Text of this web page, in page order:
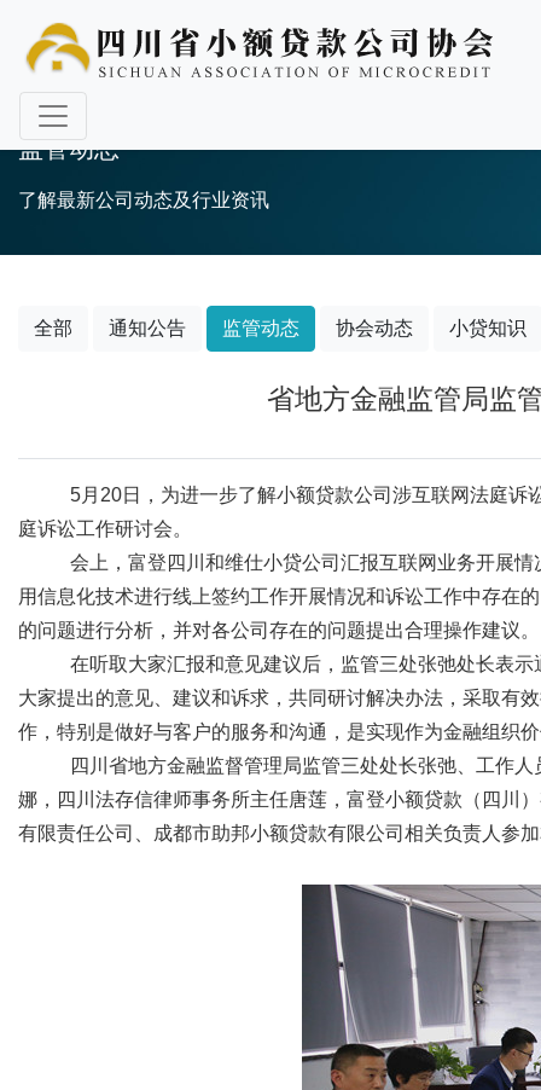
监管动态
了解最新公司动态及行业资讯
全部 通知公告 监管动态 协会动态 小贷知识
省地方金融监管局监
5月20日，为进一步了解小额贷款公司涉互联网法庭
庭诉讼工作研讨会。
会上，富登四川和维仕小贷公司汇报互联网业务开展
用信息化技术进行线上签约工作开展情况和诉讼工作中存在
的问题进行分析，并对各公司存在的问题提出合理操作建议。
在听取大家汇报和意见建议后，监管三处张弛处长表
大家提出的意见、建议和诉求，共同研讨解决办法，采取有
作，特别是做好与客户的服务和沟通，是实现作为金融组织
四川省地方金融监督管理局监管三处处长张弛、工作
娜，四川法存信律师事务所主任唐莲，富登小额贷款（四川
有限责任公司、成都市助邦小额贷款有限公司相关负责人参